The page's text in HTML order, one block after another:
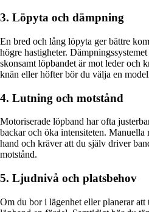
3. Löpyta och dämpning
En bred och lång löpyta ger bättre
högre hastigheter.
skonsamt löpbandet är mot leder och
knän eller höfter bör du välja en
4. Lutning och motstånd
Motoriserade löpband har ofta
backar och öka intensiteten.
hand och kräver att du själv driver
motstånd.
5. Ljudnivå och platsbehov
Om du bor i lägenhet eller planerar